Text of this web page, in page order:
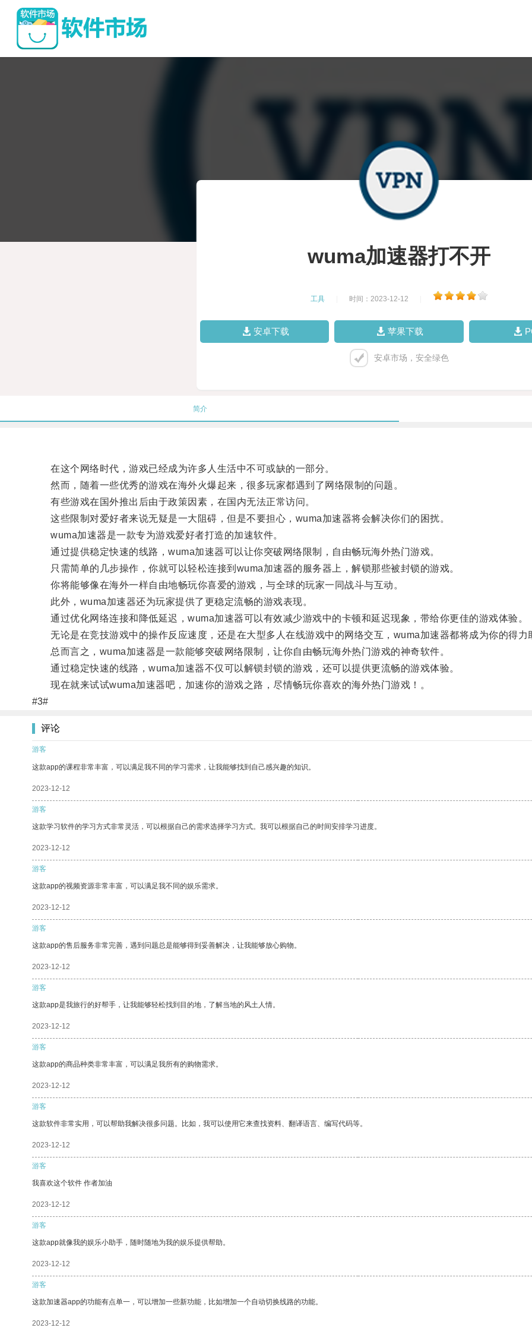
wuma加速器打不开
工具 时间：2023-12-12
安卓下载 苹果下载
安卓市场，安全绿色
简介
在这个网络时代，游戏已经成为许多人生活中不可或缺的一部分。
然而，随着一些优秀的游戏在海外火爆起来，很多玩家都遇到了网络限制的问题。
有些游戏在国外推出后由于政策因素，在国内无法正常访问。
这些限制对爱好者来说无疑是一大阻碍，但是不要担心，wuma加速器将会解决你们的困扰。
wuma加速器是一款专为游戏爱好者打造的加速软件。
通过提供稳定快速的线路，wuma加速器可以让你突破网络限制，自由畅玩海外热门游戏。
只需简单的几步操作，你就可以轻松连接到wuma加速器的服务器上，解锁那些被封锁的游戏。
你将能够像在海外一样自由地畅玩你喜爱的游戏，与全球的玩家一同战斗与互动。
此外，wuma加速器还为玩家提供了更稳定流畅的游戏表现。
通过优化网络连接和降低延迟，wuma加速器可以有效减少游戏中的卡顿和延迟现象，带给你更佳的游戏体验。
无论是在竞技游戏中的操作反应速度，还是在大型多人在线游戏中的网络交互，wuma加速器都将成为你的得力
总而言之，wuma加速器是一款能够突破网络限制，让你自由畅玩海外热门游戏的神奇软件。
通过稳定快速的线路，wuma加速器不仅可以解锁封锁的游戏，还可以提供更流畅的游戏体验。
现在就来试试wuma加速器吧，加速你的游戏之路，尽情畅玩你喜欢的海外热门游戏！。
#3#
评论
游客
这款app的课程非常丰富，可以满足我不同的学习需求，让我能够找到自己感兴趣的知识。
2023-12-12
游客
这款学习软件的学习方式非常灵活，可以根据自己的需求选择学习方式。我可以根据自己的时间安排学习进度。
2023-12-12
游客
这款app的视频资源非常丰富，可以满足我不同的娱乐需求。
2023-12-12
游客
这款app的售后服务非常完善，遇到问题总是能够得到妥善解决，让我能够放心购物。
2023-12-12
游客
这款app是我旅行的好帮手，让我能够轻松找到目的地，了解当地的风土人情。
2023-12-12
游客
这款app的商品种类非常丰富，可以满足我所有的购物需求。
2023-12-12
游客
这款软件非常实用，可以帮助我解决很多问题。比如，我可以使用它来查找资料、翻译语言、编写代码等。
2023-12-12
游客
我喜欢这个软件 作者加油
2023-12-12
游客
这款app就像我的娱乐小助手，随时随地为我的娱乐提供帮助。
2023-12-12
游客
这款加速器app的功能有点单一，可以增加一些新功能，比如增加一个自动切换线路的功能。
2023-12-12